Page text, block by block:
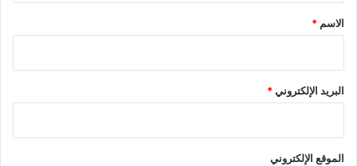
*
الاسم *
البريد الإلكتروني*
الموقع الإلكتروني